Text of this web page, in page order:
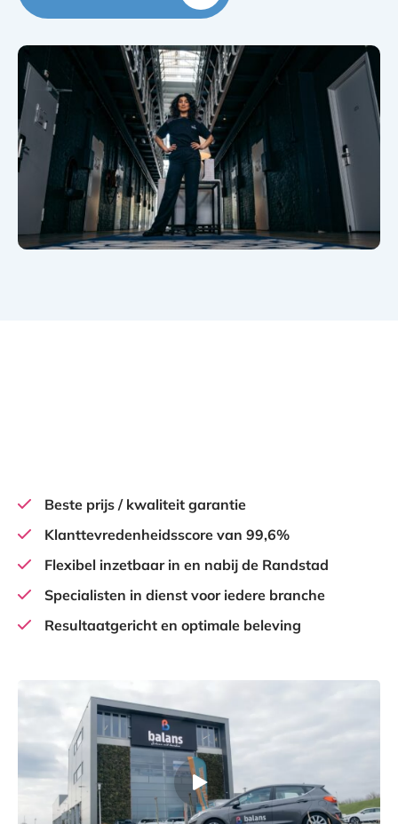
Beste prijs / kwaliteit garantie
Klanttevredenheidsscore van 99,6%
Flexibel inzetbaar in en nabij de Randstad
Specialisten in dienst voor iedere branche
Resultaatgericht en optimale beleving